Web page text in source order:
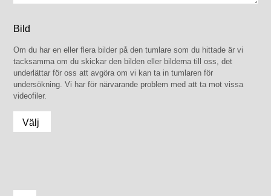
Bild
Om du har en eller flera bilder på den tumlare som du hittade är vi
tacksamma om du skickar den bilden eller bilderna till oss, det
underlättar för oss att avgöra om vi kan ta in tumlaren för
undersökning. Vi har för närvarande problem med att ta mot vissa
videofiler.
Välj